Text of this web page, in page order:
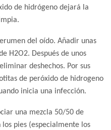
de hidrógeno dejará la
del oído. Añadir unas
H2O2. Después de unos
deshechos. Por sus
de peróxido de hidrogeno
inicia una infección.
una mezcla 50/50 de
pies (especialmente los